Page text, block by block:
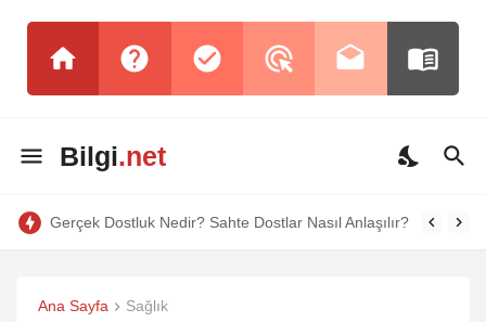
Bilgi.net
Gerçek Dostluk Nedir? Sahte Dostlar Nasıl Anlaşılır?
Ana Sayfa Sağlık